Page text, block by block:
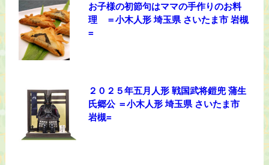
お子様の初節句はママの手作りのお料
理 ＝小木人形 埼玉県 さいたま市 岩槻
=
２０２５年五月人形 戦国武将鎧兜 蒲生
氏郷公 ＝小木人形 埼玉県 さいたま市
岩槻=